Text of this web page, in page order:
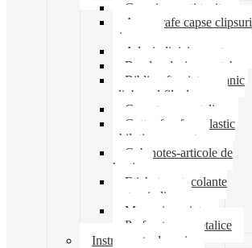
Cosuri suporti tavite
Ace agrafe capse clipsuri
pioneze
Adeziv lipici corectoare
Banda adeziva-scotch
Biblioraft caiet mecanic
clipboard file dosare
Capsatoare metalice
Cutter foarfeca elastic
ghilotina magnet
Cub notes-articole de
hartie
Etichete autocolante
carton indigo
Mape si serviete
Perforatoare metalice
Instrumente de scris